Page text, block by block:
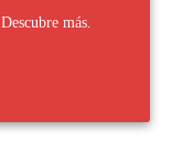
Descubre más.